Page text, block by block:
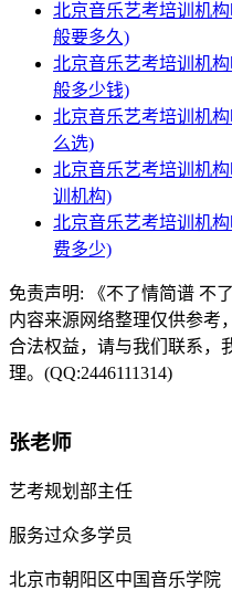
北京音乐艺考培训机
般要多久)
北京音乐艺考培训机
般多少钱)
北京音乐艺考培训机
么选)
北京音乐艺考培训机
训机构)
北京音乐艺考培训机
费多少)
免责声明: 《不了情简谱 不
内容来源网络整理仅供参考
合法权益，请与我们联系，
理。(QQ:2446111314)
张老师
艺考规划部主任
服务过众多学员
北京市朝阳区中国音乐学院